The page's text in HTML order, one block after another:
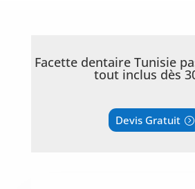
Obésité
Facette dentaire Tunisie
tout inclus dès
Devis Gratuit